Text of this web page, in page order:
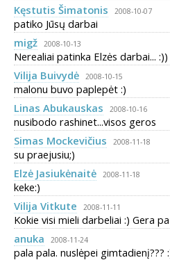
Kęstutis Šimatonis
2008-10-07
patiko Jūsų darbai
migž
2008-10-13
Nerealiai patinka Elzės darbai... :))
Vilija Buivydė
2008-10-15
malonu buvo paplepėt :)
Linas Abukauskas
2008-10-16
nusibodo rashinet...visos geros
Simas Mockevičius
2008-11-18
su praejusiu;)
Elzė Jasiukėnaitė
2008-11-18
keke:)
Vilija Vitkute
2008-11-11
Kokie visi mieli darbeliai :) Gera
anuka
2008-11-24
pala pala. nuslėpei gimtadienį???